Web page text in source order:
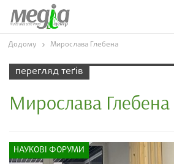
Додому Мирослава Глебена
перегляд теґів
Мирослава Глебена
НАУКОВІ ФОРУМИ